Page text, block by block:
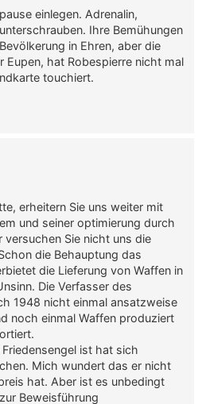
einlegen. Adrenalin,
Ihre Bemühungen
in Ehren, aber die
Eupen, hat Robespierre nicht mal
touchiert.
erheitern Sie uns weiter mit
und seiner optimierung durch
versuchen Sie nicht uns die
die Behauptung das
die Lieferung von Waffen in
Die Verfasser des
1948 nicht einmal ansatzweise
noch einmal Waffen produziert
ist hat sich
Mich wundert das er nicht
hat. Aber ist es unbedingt
Beweisführung